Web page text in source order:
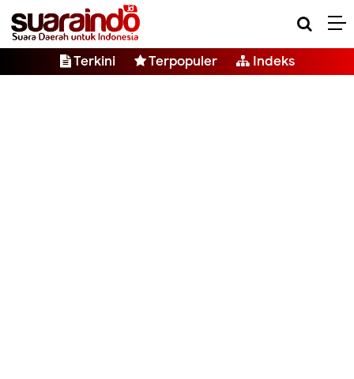
Terkini Terpopuler Indeks